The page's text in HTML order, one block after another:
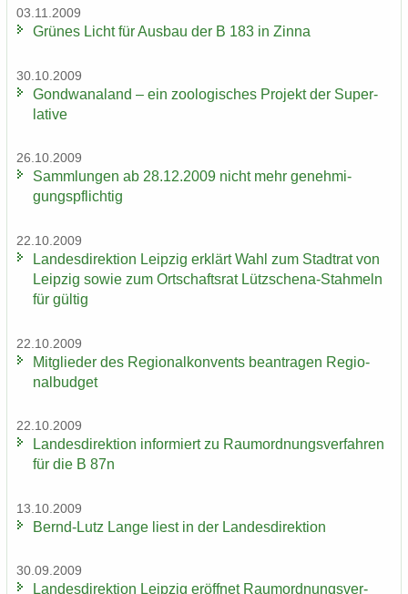
03.11.2009
Grü­nes Licht für Aus­bau der B 183 in Zinna
30.10.2009
Gond­wa­na­land – ein zoo­lo­gi­sches Pro­jekt der Su­per­
la­ti­ve
26.10.2009
Samm­lun­gen ab 28.12.2009 nicht mehr ge­neh­mi­
gungs­pflich­tig
22.10.2009
Lan­des­di­rek­ti­on Leip­zig er­klärt Wahl zum Stadt­rat von
Leip­zig sowie zum Ort­schafts­rat Lützschena-​Stahmeln
für gül­tig
22.10.2009
Mit­glie­der des Re­gio­nal­kon­vents be­an­tra­gen Re­gio­
nal­bud­get
22.10.2009
Lan­des­di­rek­ti­on in­for­miert zu Raum­ord­nungs­ver­fah­ren
für die B 87n
13.10.2009
Bernd-​Lutz Lange liest in der Lan­des­di­rek­ti­on
30.09.2009
Lan­des­di­rek­ti­on Leip­zig er­öff­net Raum­ord­nungs­ver­